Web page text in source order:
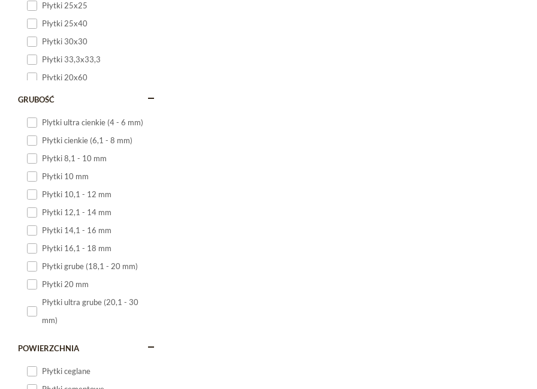
Płytki 25x25
Płytki 25x40
Płytki 30x30
Płytki 33,3x33,3
Płytki 20x60
Płytki 20x120
Płytki małe
GRUBOŚĆ
Plytki ultra cienkie (4 - 6 mm)
Płytki cienkie (6,1 - 8 mm)
Płytki 8,1 - 10 mm
Płytki 10 mm
Płytki 10,1 - 12 mm
Płytki 12,1 - 14 mm
Płytki 14,1 - 16 mm
Płytki 16,1 - 18 mm
Płytki grube (18,1 - 20 mm)
Płytki 20 mm
Płytki ultra grube (20,1 - 30
mm)
POWIERZCHNIA
Płytki ceglane